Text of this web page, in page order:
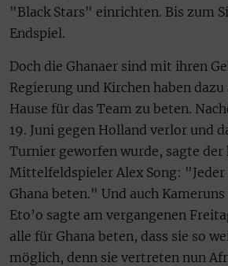
"Black Stars" einrichten. Bis zum
Endspiel.
Doch die Ghanaer sind mit ihren
Regierung und Kirchen haben
Hause für das Team zu beten.
19. Juni gegen Holland verlor und
Turnier geworfen wurde, sagte der
Mittelfeldspieler Alex Song:
Ghana beten." Und auch
Eto’o sagte am vergangenen
alle für Ghana beten, dass sie so
möglich, denn sie vertreten nun